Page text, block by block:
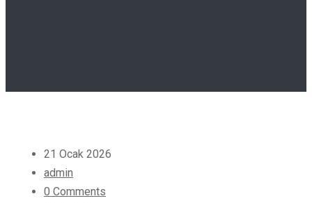
21 Ocak 2026
admin
0 Comments